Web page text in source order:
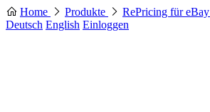
Home Produkte RePricing für eBay
Deutsch English Einloggen